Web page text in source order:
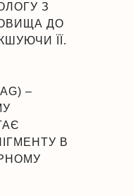
З
ДО
ЇЇ.
–
В